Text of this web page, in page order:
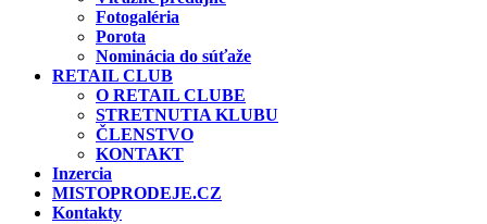
Fotogaléria
Porota
Nominácia do súťaže
RETAIL CLUB
O RETAIL CLUBE
STRETNUTIA KLUBU
ČLENSTVO
KONTAKT
Inzercia
MISTOPRODEJE.CZ
Kontakty